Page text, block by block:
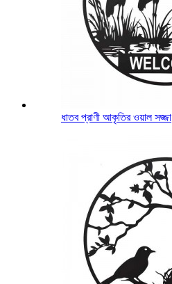
ধাতব প্রাণী আকৃতির ওয়াল সজ্জা